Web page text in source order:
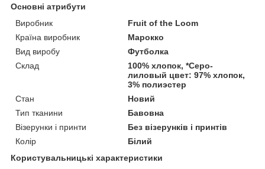
Основні атрибути
Виробник
Fruit of the Loom
Країна виробник
Марокко
Вид виробу
Футболка
Склад
100% хлопок, *Серо-
лиловый цвет: 97% хлопок,
3% полиэстер
Стан
Новий
Тип тканини
Бавовна
Візерунки і принти
Без візерунків і принтів
Колір
Білий
Користувальницькі характеристики